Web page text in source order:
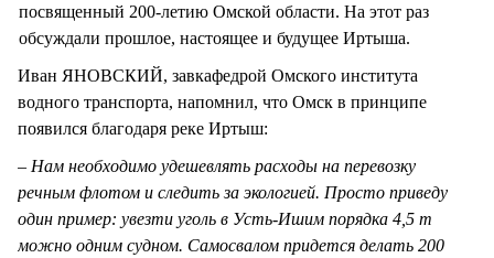
посвященный 200-летию Омской области. На этот раз
обсуждали прошлое, настоящее и будущее Иртыша.
Иван ЯНОВСКИЙ, завкафедрой Омского института
водного транспорта, напомнил, что Омск в принципе
появился благодаря реке Иртыш:
– Нам необходимо удешевлять расходы на перевозку
речным флотом и следить за экологией. Просто приведу
один пример: увезти уголь в Усть-Ишим порядка 4,5 т
можно одним судном. Самосвалом придется делать 200